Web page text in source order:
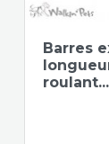
Barres
roulant...